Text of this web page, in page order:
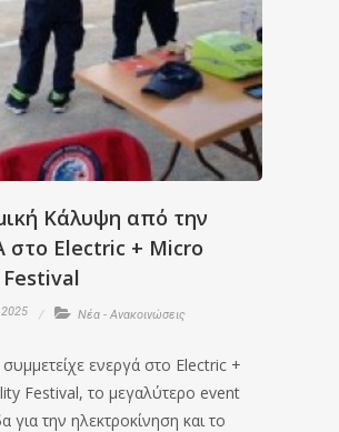
Κάλυψη από την
Electric + Micro
Νέα - Ανακοινώσεις
ενεργά στο Electric +
Festival, το μεγαλύτερο event
για την ηλεκτροκίνηση και το